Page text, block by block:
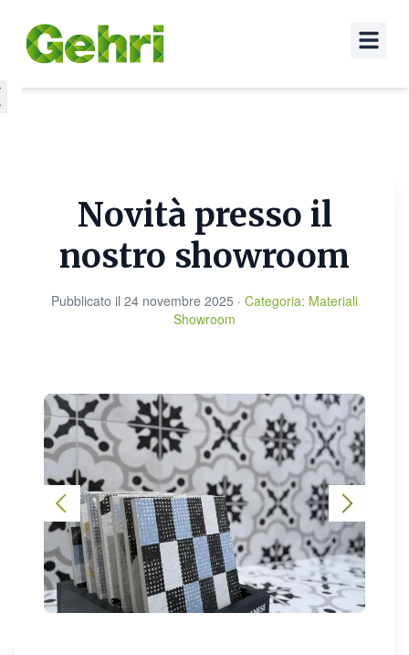
Novità presso il
nostro showroom
Pubblicato il 24 novembre 2025 · Categoria: Materiali
Showroom